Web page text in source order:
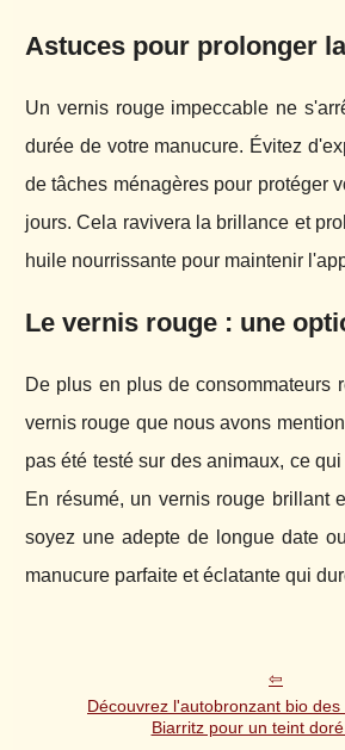
Astuces pour prolonger
Un vernis rouge impeccable ne
durée de votre manucure. Évitez
de tâches ménagères pour protéger
jours. Cela ravivera la brillance et
huile nourrissante pour maintenir
Le vernis rouge : une
De plus en plus de consommateurs
vernis rouge que nous avons
pas été testé sur des animaux, ce
En résumé, un vernis rouge brillant
soyez une adepte de longue date
manucure parfaite et éclatante qui
Découvrez l'autobronzant bio
Biarritz pour un teint